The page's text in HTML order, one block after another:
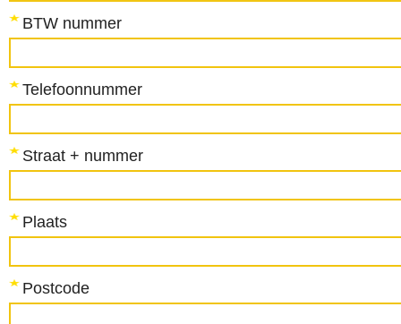
BTW nummer
Telefoonnummer
Straat + nummer
Plaats
Postcode